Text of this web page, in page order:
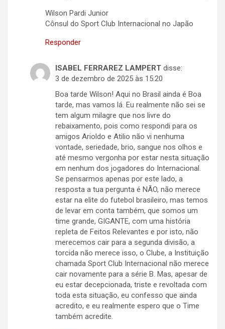
Wilson Pardi Junior
Cônsul do Sport Club Internacional no Japão
Responder
ISABEL FERRAREZ LAMPERT disse:
3 de dezembro de 2025 às 15:20
Boa tarde Wilson! Aqui no Brasil ainda é Boa
tarde, mas vamos lá. Eu realmente não sei se
tem algum milagre que nos livre do
rebaixamento, pois como respondi para os
amigos Arioldo e Atilio não vi nenhuma
vontade, seriedade, brio, sangue nos olhos e
até mesmo vergonha por estar nesta situação
em nenhum dos jogadores do Internacional.
Se pensarmos apenas por este lado, a
resposta a tua pergunta é NÃO, não merece
estar na elite do futebol brasileiro, mas temos
de levar em conta também, que somos um
time grande, GIGANTE, com uma história
repleta de Feitos Relevantes e por isto, não
merecemos cair para a segunda divisão, a
torcida não merece isso, o Clube, a Instituição
chamada Sport Club Internacional não merece
cair novamente para a série B. Mas, apesar de
eu estar decepcionada, triste e revoltada com
toda esta situação, eu confesso que ainda
acredito, e eu realmente espero que o Time
também acredite.